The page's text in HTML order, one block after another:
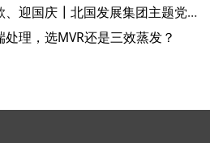
迎国庆┃北国发展集团主题党日活动
理，选MVR还是三效蒸发？